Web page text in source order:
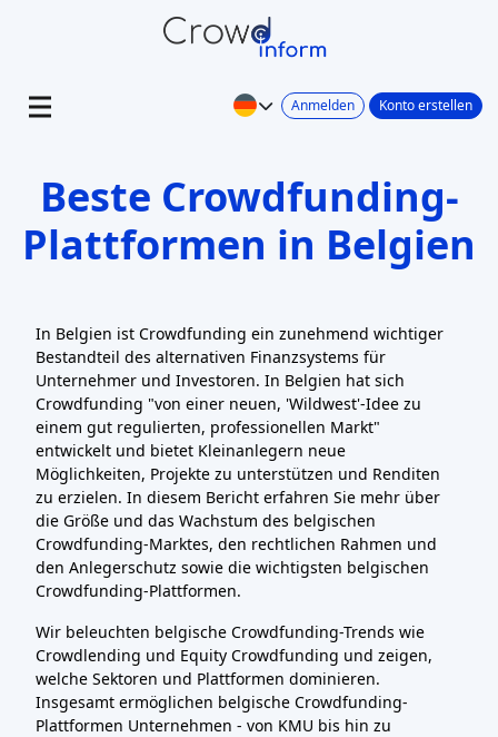
Anmelden Konto erstellen
Beste Crowdfunding-
Plattformen in Belgien
In Belgien ist Crowdfunding ein zunehmend wichtiger
Bestandteil des alternativen Finanzsystems für
Unternehmer und Investoren. In Belgien hat sich
Crowdfunding "von einer neuen, 'Wildwest'-Idee zu
einem gut regulierten, professionellen Markt"
entwickelt und bietet Kleinanlegern neue
Möglichkeiten, Projekte zu unterstützen und Renditen
zu erzielen. In diesem Bericht erfahren Sie mehr über
die Größe und das Wachstum des belgischen
Crowdfunding-Marktes, den rechtlichen Rahmen und
den Anlegerschutz sowie die wichtigsten belgischen
Crowdfunding-Plattformen.
Wir beleuchten belgische Crowdfunding-Trends wie
Crowdlending und Equity Crowdfunding und zeigen,
welche Sektoren und Plattformen dominieren.
Insgesamt ermöglichen belgische Crowdfunding-
Plattformen Unternehmen - von KMU bis hin zu